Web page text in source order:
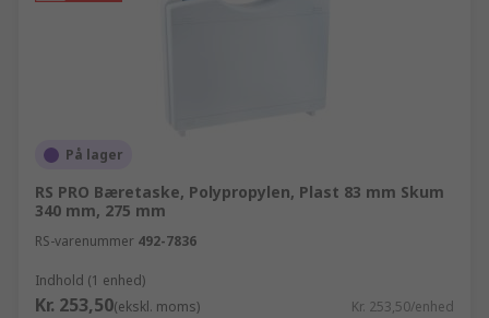
På lager
RS PRO Bæretaske, Polypropylen, Plast 83 mm Skum
340 mm, 275 mm
RS-varenummer 492-7836
Indhold (1 enhed)
Kr. 253,50(ekskl. moms) Kr. 253,50/enhed